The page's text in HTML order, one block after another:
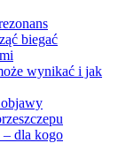
biegać
wynikać i jak
objawy
– dla kogo